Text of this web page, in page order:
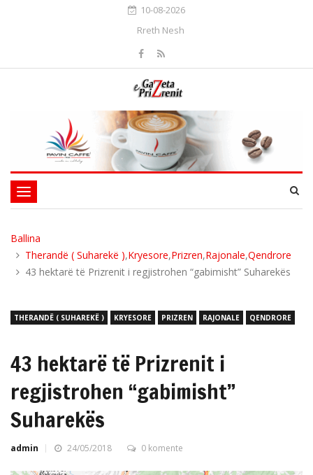
10-08-2026
Rreth Nesh
Toggle
navigation
Ballina
Therandë ( Suharekë ),Kryesore,Prizren,Rajonale,Qendrore
43 hektarë të Prizrenit i regjistrohen “gabimisht” Suharekës
THERANDË ( SUHAREKË ) KRYESORE PRIZREN RAJONALE QENDRORE
43 hektarë të Prizrenit i
regjistrohen “gabimisht”
Suharekës
admin 24/05/2018 0 komente